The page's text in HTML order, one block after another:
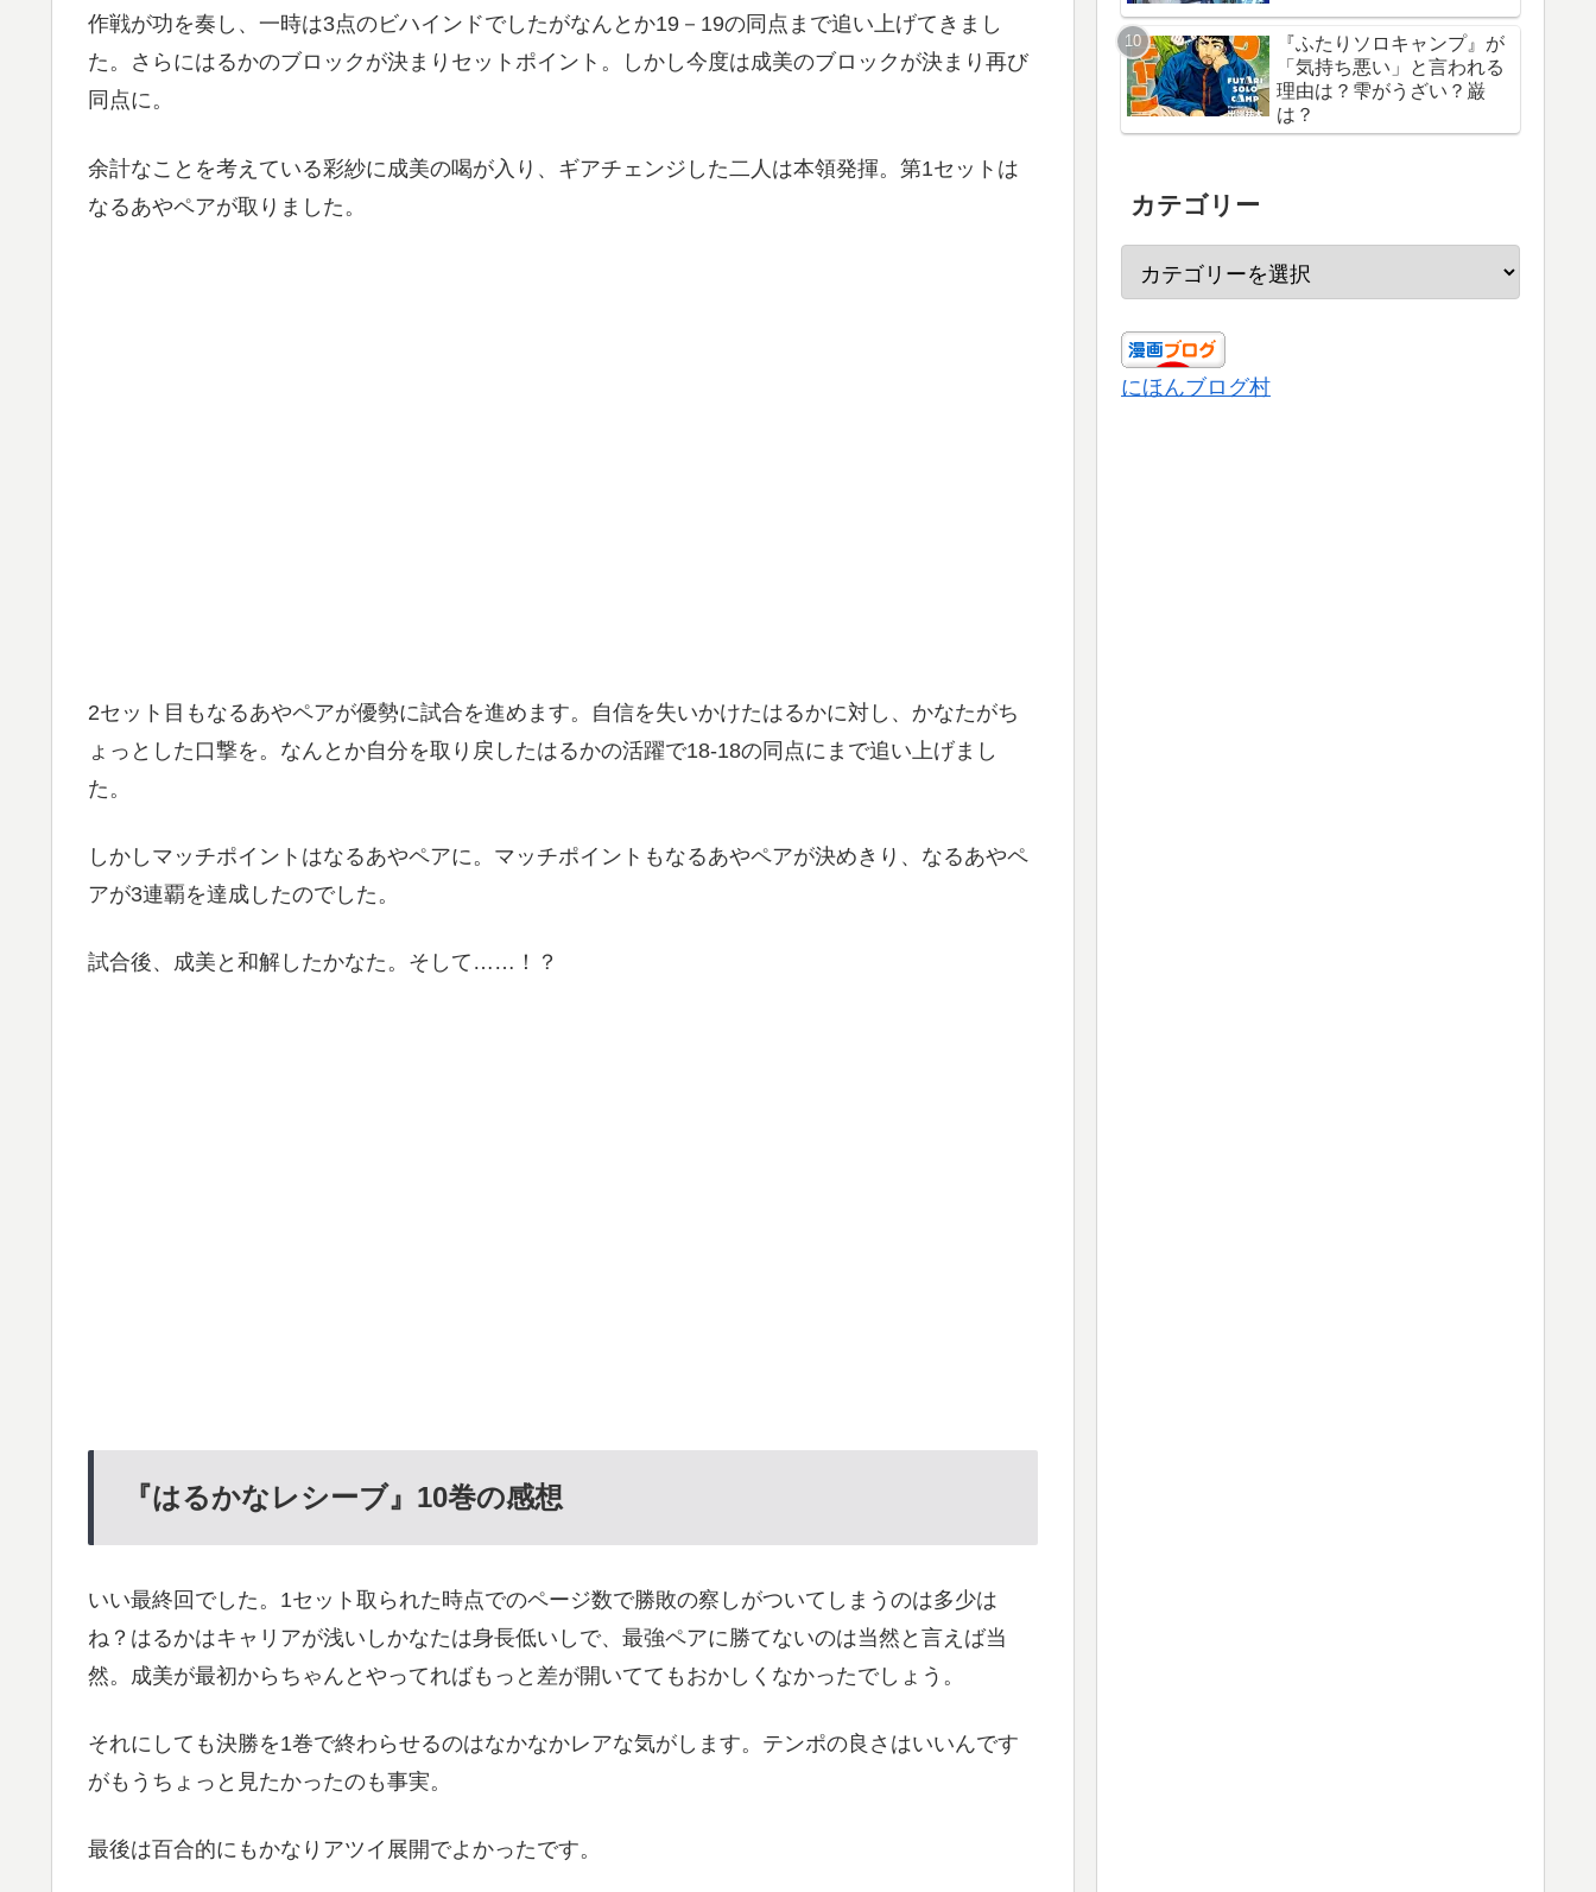
作戦が功を奏し、一時は3点のビハインドでしたがなんとか19－19の同点まで追い上げてきまし
た。さらにはるかのブロックが決まりセットポイント。しかし今度は成美のブロックが決まり再び
同点に。
余計なことを考えている彩紗に成美の喝が入り、ギアチェンジした二人は本領発揮。第1セットは
なるあやペアが取りました。
2セット目もなるあやペアが優勢に試合を進めます。自信を失いかけたはるかに対し、かなたがち
ょっとした口撃を。なんとか自分を取り戻したはるかの活躍で18-18の同点にまで追い上げまし
た。
しかしマッチポイントはなるあやペアに。マッチポイントもなるあやペアが決めきり、なるあやペ
アが3連覇を達成したのでした。
試合後、成美と和解したかなた。そして……！？
『はるかなレシーブ』10巻の感想
いい最終回でした。1セット取られた時点でのページ数で勝敗の察しがついてしまうのは多少は
ね？はるかはキャリアが浅いしかなたは身長低いしで、最強ペアに勝てないのは当然と言えば当
然。成美が最初からちゃんとやってればもっと差が開いててもおかしくなかったでしょう。
それにしても決勝を1巻で終わらせるのはなかなかレアな気がします。テンポの良さはいいんです
がもうちょっと見たかったのも事実。
最後は百合的にもかなりアツイ展開でよかったです。
『ふたりソロキャンプ』が
「気持ち悪い」と言われる
理由は？雫がうざい？巌
は？
カテゴリー
にほんブログ村